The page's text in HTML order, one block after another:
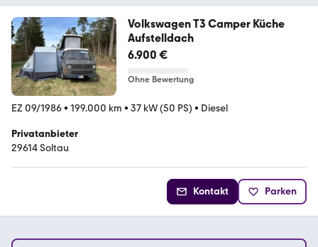
Volkswagen T3 Camper Küche
Aufstelldach
6.900 €
Ohne Bewertung
EZ 09/1986• 199.000 km • 37 kW (50 PS) • Diesel
Privatanbieter
29614 Soltau
Kontakt Parken